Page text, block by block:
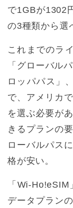
で1GBが1302
の3種類から選
これまでのラ
「グローバル
ロッパパス」
で、アメリカ
を選ぶ必要が
きるプランの
ローバルパス
格が安い。
「Wi-
データプラン